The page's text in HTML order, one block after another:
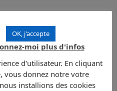
OK, j'accepte
moi plus d'infos
d'utilisateur. En cliquant
vous donnez notre votre
installions des cookies